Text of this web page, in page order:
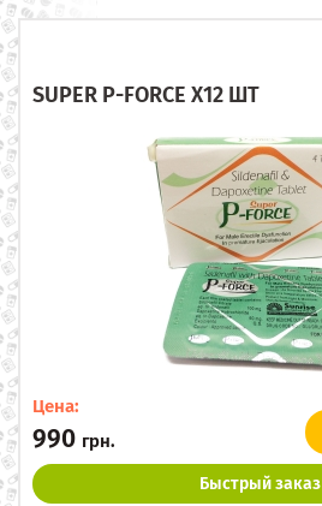
SUPER P-FORCE X12 ШТ
Цена:
990 грн.
Быстрый заказ